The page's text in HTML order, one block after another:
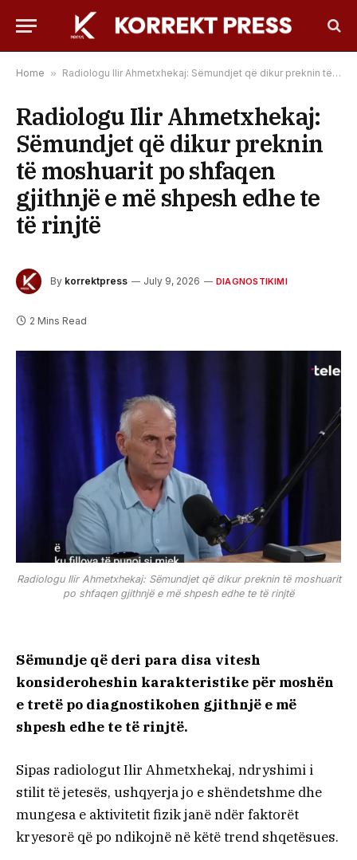
Home » Radiologu Ilir Ahmetxhekaj: Sëmundjet që dikur preknin të moshuarit po shfaqen gjithnjë e më shpesh edhe te të rinjtë
Radiologu Ilir Ahmetxhekaj:
Sëmundjet që dikur preknin
të moshuarit po shfaqen
gjithnjë e më shpesh edhe te
të rinjtë
By korrektpress July 9, 2026 DIAGNOSTIKIMI
2 Mins Read
Radiologu Ilir Ahmetxhekaj: Sëmundjet që dikur preknin të moshuarit
po shfaqen gjithnjë e më shpesh edhe te të rinjtë
Sëmundje që deri para disa vitesh
konsideroheshin karakteristike për moshën
e tretë po diagnostikohen gjithnjë e më
shpesh edhe te të rinjtë.
Sipas radiologut Ilir Ahmetxhekaj, ndryshimi i
stilit të jetesës, ushqyerja jo e shëndetshme dhe
mungesa e aktivitetit fizik janë ndër faktorët
kryesorë që po ndikojnë në këtë trend shqetësues.